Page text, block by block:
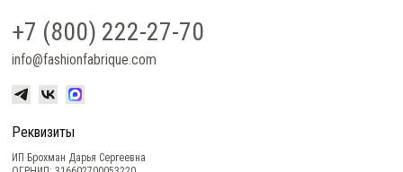
+7 (800) 222-27-70
info@fashionfabrique.com
Реквизиты
ИП Брохман Дарья Сергеевна